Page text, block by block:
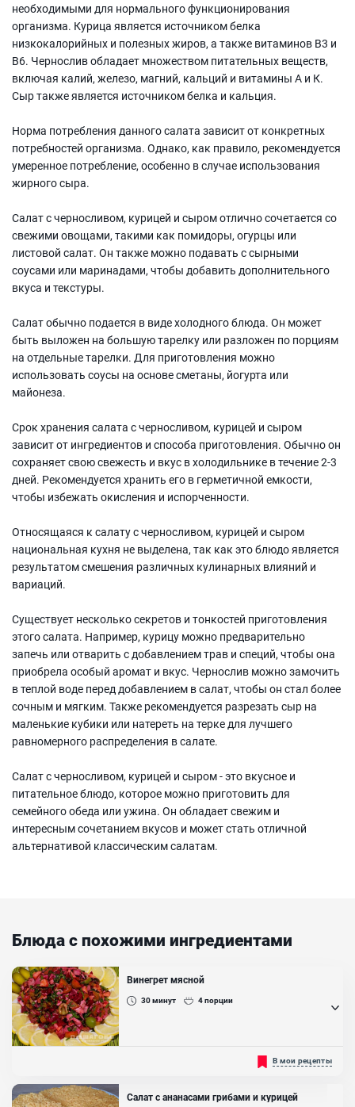
необходимыми для нормального функционирования
организма. Курица является источником белка
низкокалорийных и полезных жиров, а также витаминов В3 и
В6. Чернослив обладает множеством питательных веществ,
включая калий, железо, магний, кальций и витамины А и К.
Сыр также является источником белка и кальция.
Норма потребления данного салата зависит от конкретных
потребностей организма. Однако, как правило, рекомендуется
умеренное потребление, особенно в случае использования
жирного сыра.
Салат с черносливом, курицей и сыром отлично сочетается со
свежими овощами, такими как помидоры, огурцы или
листовой салат. Он также можно подавать с сырными
соусами или маринадами, чтобы добавить дополнительного
вкуса и текстуры.
Салат обычно подается в виде холодного блюда. Он может
быть выложен на большую тарелку или разложен по порциям
на отдельные тарелки. Для приготовления можно
использовать соусы на основе сметаны, йогурта или
майонеза.
Срок хранения салата с черносливом, курицей и сыром
зависит от ингредиентов и способа приготовления. Обычно он
сохраняет свою свежесть и вкус в холодильнике в течение 2-3
дней. Рекомендуется хранить его в герметичной емкости,
чтобы избежать окисления и испорченности.
Относящаяся к салату с черносливом, курицей и сыром
национальная кухня не выделена, так как это блюдо является
результатом смешения различных кулинарных влияний и
вариаций.
Существует несколько секретов и тонкостей приготовления
этого салата. Например, курицу можно предварительно
запечь или отварить с добавлением трав и специй, чтобы она
приобрела особый аромат и вкус. Чернослив можно замочить
в теплой воде перед добавлением в салат, чтобы он стал более
сочным и мягким. Также рекомендуется разрезать сыр на
маленькие кубики или натереть на терке для лучшего
равномерного распределения в салате.
Салат с черносливом, курицей и сыром - это вкусное и
питательное блюдо, которое можно приготовить для
семейного обеда или ужина. Он обладает свежим и
интересным сочетанием вкусов и может стать отличной
альтернативой классическим салатам.
Блюда с похожими ингредиентами
Винегрет мясной
30минут 4порции
Старинный русский рецепт мясного винегрета! Рецепт мясного
винегрета немного отличается от обычного классического
овощного салата, в первую очередь конечно добавлением мяса.
Блюдо получается очень яркое, аппетитное, вкусное и полезное, с
приятным вкусом и горчичной заправкой. Приготовление очень
В мои рецепты
Салат с ананасами грибами и курицей